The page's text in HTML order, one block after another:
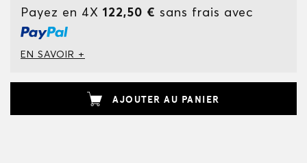
Payez en 4X 122,50 € sans frais avec
EN SAVOIR +
AJOUTER AU PANIER